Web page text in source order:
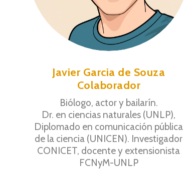
Javier Garcia de Souza
Colaborador
Biólogo, actor y bailarín.
Dr. en ciencias naturales (UNLP),
Diplomado en comunicación pública
de la ciencia (UNICEN). Investigador
CONICET, docente y extensionista
FCNyM-UNLP